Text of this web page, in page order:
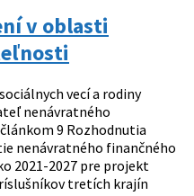
v oblasti
vecí a rodiny
nenávratného
9 Rozhodnutia
nenávratného finančného
2021-2027 pre projekt
tretích krajín